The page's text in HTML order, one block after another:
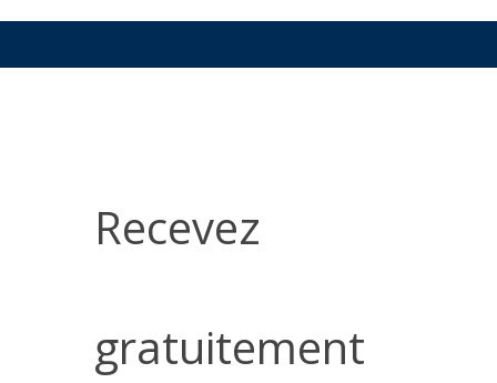
nos
conseils
Recevez
gratuitement